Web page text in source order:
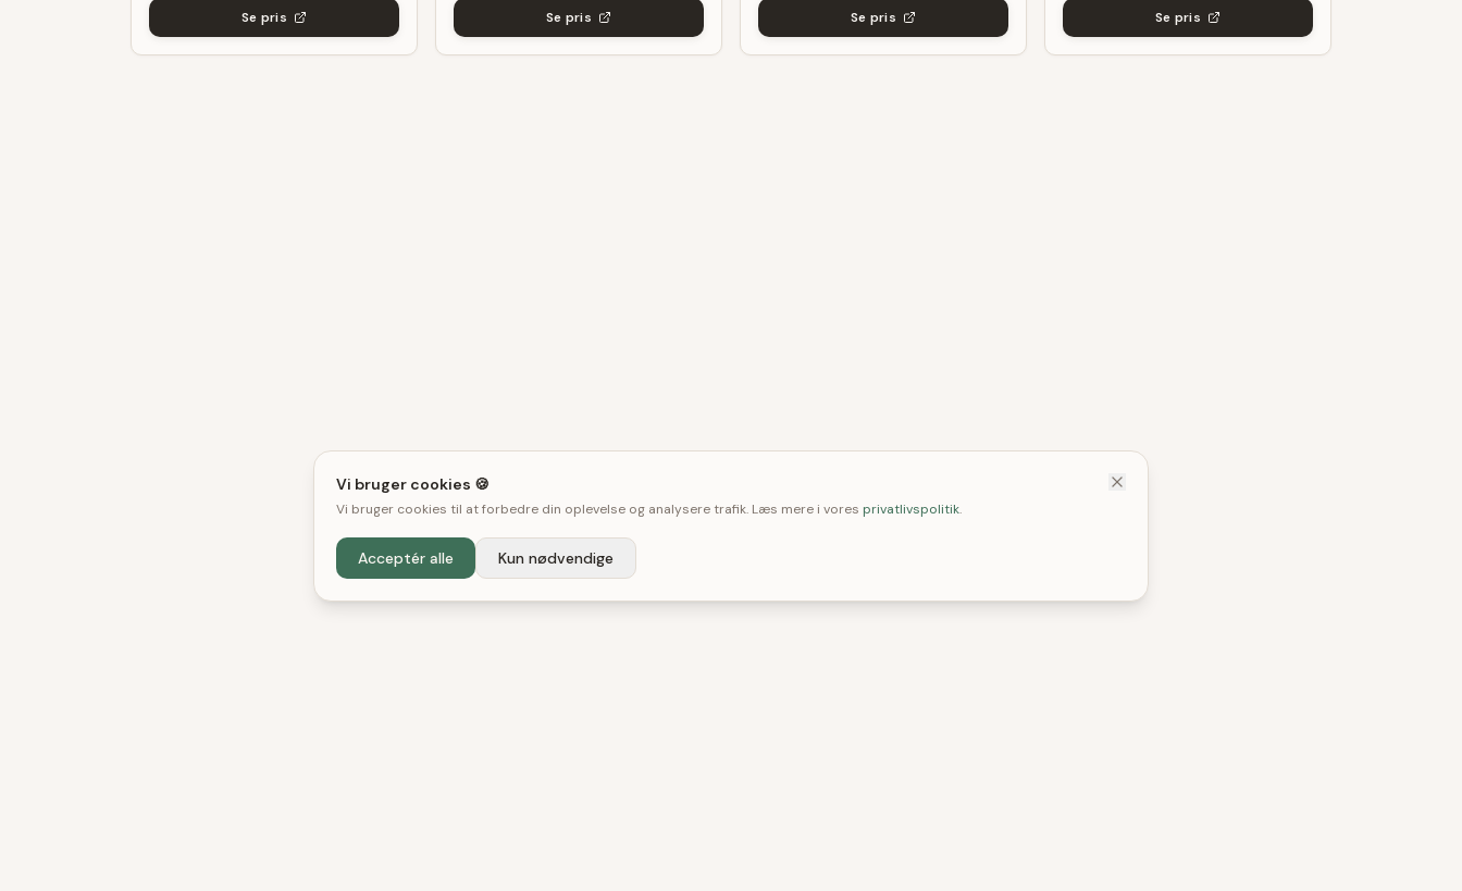
Se pris Se pris Se pris Se pris
Vi bruger cookies 🍪
Vi bruger cookies til at forbedre din oplevelse og analysere trafik. Læs mere i vores privatlivspolitik.
Acceptér alle Kun nødvendige